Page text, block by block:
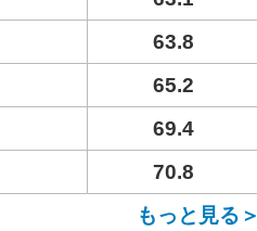
63.8
65.2
69.4
70.8
もっと見る＞